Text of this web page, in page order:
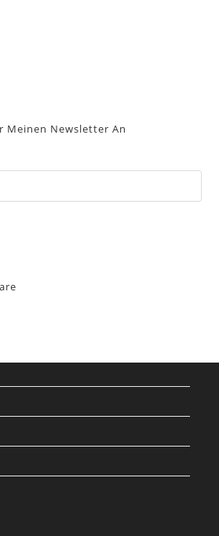
Meinen Newsletter An